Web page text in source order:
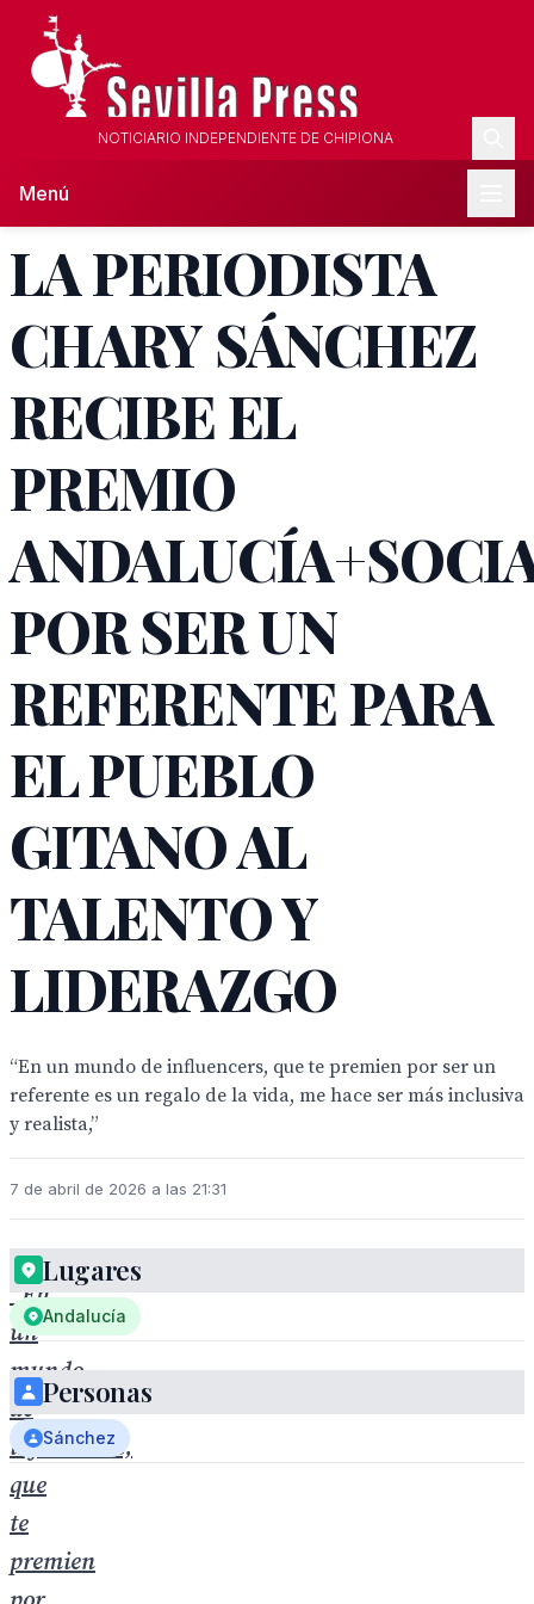
NOTICIARIO INDEPENDIENTE DE CHIPIONA
Menú
LA PERIODISTA
CHARY SÁNCHEZ
RECIBE EL
PREMIO
POR SER UN
REFERENTE PARA
EL PUEBLO
GITANO AL
TALENTO Y
LIDERAZGO
“En un mundo de influencers, que te premien por ser un
referente es un regalo de la vida, me hace ser más inclusiva
y realista,”
7 de abril de 2026 a las 21:31
“En
un
mundo
de
influencers,
que
te
premien
Lugares
Andalucía
Personas
Sánchez